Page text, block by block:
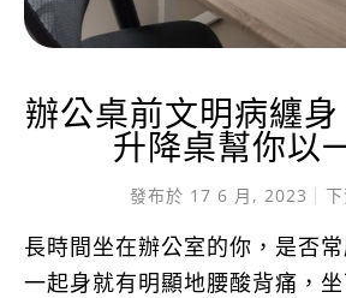
辦公桌前文明病纏
升降桌幫你以
發布於 17 6 月, 2023
長時間坐在辦公室的你，是否常
一起身就有明顯地腰酸背痛，